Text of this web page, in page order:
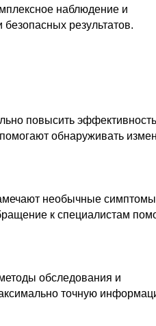
наблюдение и
результатов.
повысить эффективность
обнаруживать
необычные
к специалистам
обследования и
точную